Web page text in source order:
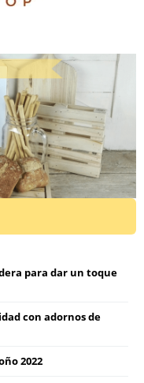
para dar un toque
con adornos de
2022